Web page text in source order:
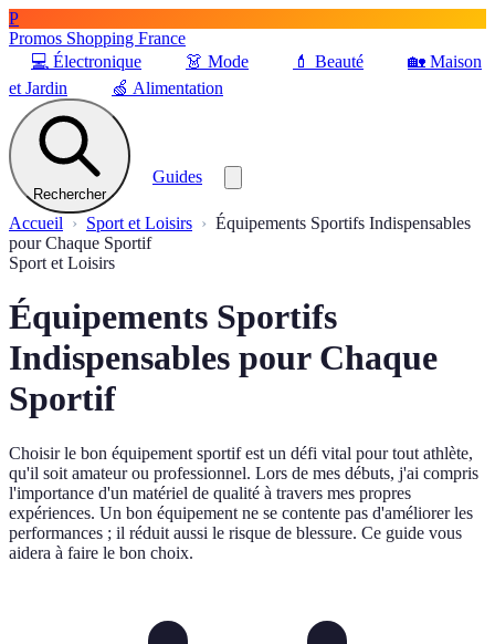
P
Promos Shopping France
💻 Électronique 👗 Mode 💄 Beauté 🏡 Maison
et Jardin
🍏 Alimentation
Rechercher
Guides
Accueil Sport et Loisirs
Équipements Sportifs Indispensables
pour Chaque Sportif
Sport et Loisirs
Équipements Sportifs
Indispensables pour Chaque
Sportif
Choisir le bon équipement sportif est un défi vital pour tout athlète,
qu'il soit amateur ou professionnel. Lors de mes débuts, j'ai compris
l'importance d'un matériel de qualité à travers mes propres
expériences. Un bon équipement ne se contente pas d'améliorer les
performances ; il réduit aussi le risque de blessure. Ce guide vous
aidera à faire le bon choix.